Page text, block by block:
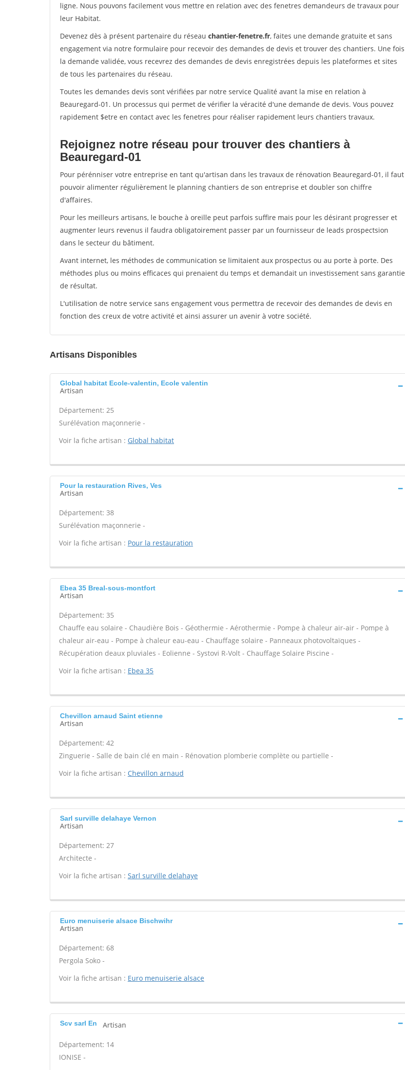
ligne. Nous pouvons facilement vous mettre en relation avec des fenetres demandeurs de travaux pour
leur Habitat.
Devenez dès à présent partenaire du réseau chantier-fenetre.fr, faites une demande gratuite et sans
engagement via notre formulaire pour recevoir des demandes de devis et trouver des chantiers. Une fois
la demande validée, vous recevrez des demandes de devis enregistrées depuis les plateformes et sites
de tous les partenaires du réseau.
Toutes les demandes devis sont vérifiées par notre service Qualité avant la mise en relation à
Beauregard-01. Un processus qui permet de vérifier la véracité d'une demande de devis. Vous pouvez
rapidement $etre en contact avec les fenetres pour réaliser rapidement leurs chantiers travaux.
Rejoignez notre réseau pour trouver des chantiers à
Beauregard-01
Pour pérénniser votre entreprise en tant qu'artisan dans les travaux de rénovation Beauregard-01, il faut
pouvoir alimenter régulièrement le planning chantiers de son entreprise et doubler son chiffre
d'affaires.
Pour les meilleurs artisans, le bouche à oreille peut parfois suffire mais pour les désirant progresser et
augmenter leurs revenus il faudra obligatoirement passer par un fournisseur de leads prospectsion
dans le secteur du bâtiment.
Avant internet, les méthodes de communication se limitaient aux prospectus ou au porte à porte. Des
méthodes plus ou moins efficaces qui prenaient du temps et demandait un investissement sans garantie
de résultat.
L'utilisation de notre service sans engagement vous permettra de recevoir des demandes de devis en
fonction des creux de votre activité et ainsi assurer un avenir à votre société.
Artisans Disponibles
Global habitat Ecole-valentin, Ecole valentin
Artisan
Département: 25
Surélévation maçonnerie -
Voir la fiche artisan : Global habitat
Pour la restauration Rives, Ves
Artisan
Département: 38
Surélévation maçonnerie -
Voir la fiche artisan : Pour la restauration
Ebea 35 Breal-sous-montfort
Artisan
Département: 35
Chauffe eau solaire - Chaudière Bois - Géothermie - Aérothermie - Pompe à chaleur air-air - Pompe à
chaleur air-eau - Pompe à chaleur eau-eau - Chauffage solaire - Panneaux photovoltaïques -
Récupération deaux pluviales - Eolienne - Systovi R-Volt - Chauffage Solaire Piscine -
Voir la fiche artisan : Ebea 35
Chevillon arnaud Saint etienne
Artisan
Département: 42
Zinguerie - Salle de bain clé en main - Rénovation plomberie complète ou partielle -
Voir la fiche artisan : Chevillon arnaud
Sarl surville delahaye Vernon
Artisan
Département: 27
Architecte -
Voir la fiche artisan : Sarl surville delahaye
Euro menuiserie alsace Bischwihr
Artisan
Département: 68
Pergola Soko -
Voir la fiche artisan : Euro menuiserie alsace
Scv sarl En Artisan
Département: 14
IONISE -